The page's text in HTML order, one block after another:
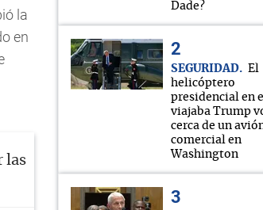
la
en
las
Dade?
SEGURIDAD
El
helicóptero
presidencial en
viajaba Trump
cerca de un
comercial en
Washington